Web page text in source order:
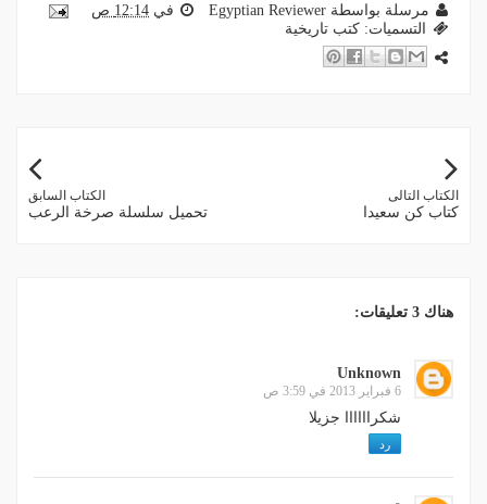
مرسلة بواسطة Egyptian Reviewer في 12:14 ص
التسميات: كتب تاريخية
الكتاب السابق
تحميل سلسلة صرخة الرعب
الكتاب التالى
كتاب كن سعيدا
هناك 3 تعليقات:
Unknown
6 فبراير 2013 في 3:59 ص
شكراااااا جزيلا
رد